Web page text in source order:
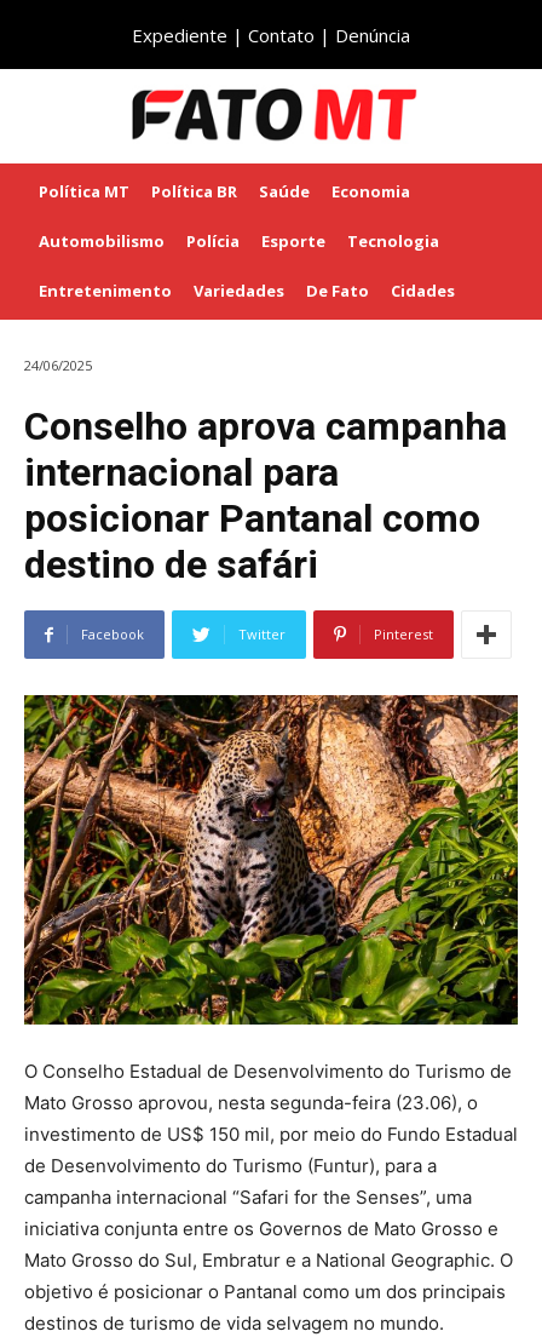
Expediente | Contato | Denúncia
Política MT Política BR Saúde Economia
Automobilismo Polícia Esporte Tecnologia
Entretenimento Variedades De Fato Cidades
24/06/2025
Conselho aprova campanha
internacional para
posicionar Pantanal como
destino de safári
Facebook Twitter Pinterest
O Conselho Estadual de Desenvolvimento do Turismo de
Mato Grosso aprovou, nesta segunda-feira (23.06), o
investimento de US$ 150 mil, por meio do Fundo Estadual
de Desenvolvimento do Turismo (Funtur), para a
campanha internacional “Safari for the Senses”, uma
iniciativa conjunta entre os Governos de Mato Grosso e
Mato Grosso do Sul, Embratur e a National Geographic. O
objetivo é posicionar o Pantanal como um dos principais
destinos de turismo de vida selvagem no mundo.